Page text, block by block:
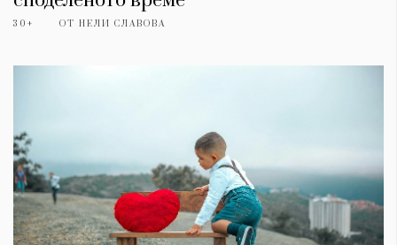
30+ ОТ НЕЛИ СЛАВОВА